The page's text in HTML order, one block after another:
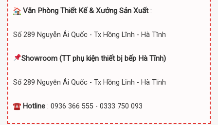
Văn Phòng Thiết Kế & Xưởng Sản Xuất:
Số 289 Nguyễn Ái Quốc - Tx Hồng Lĩnh - Hà Tĩnh
Showroom (TTphụ kiện thiết bị bếp Hà Tĩnh)
Số 289 Nguyễn Ái Quốc - Tx Hồng Lĩnh - Hà Tĩnh
Hotline : 0936 366 555 - 0333 750 093